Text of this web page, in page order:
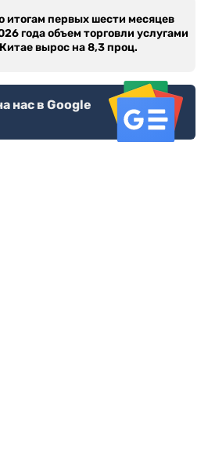
итогам первых шести месяцев
года объем торговли услугами
вырос на 8,3 проц.
нас в Google